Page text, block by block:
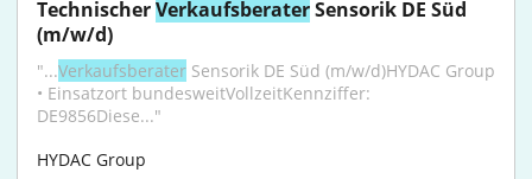
Technischer Verkaufsberater Sensorik DE Süd
(m/w/d)
"...Verkaufsberater Sensorik DE Süd (m/w/d)HYDAC Group
• Einsatzort bundesweitVollzeitKennziffer:
DE9856Diese..."
HYDAC Group